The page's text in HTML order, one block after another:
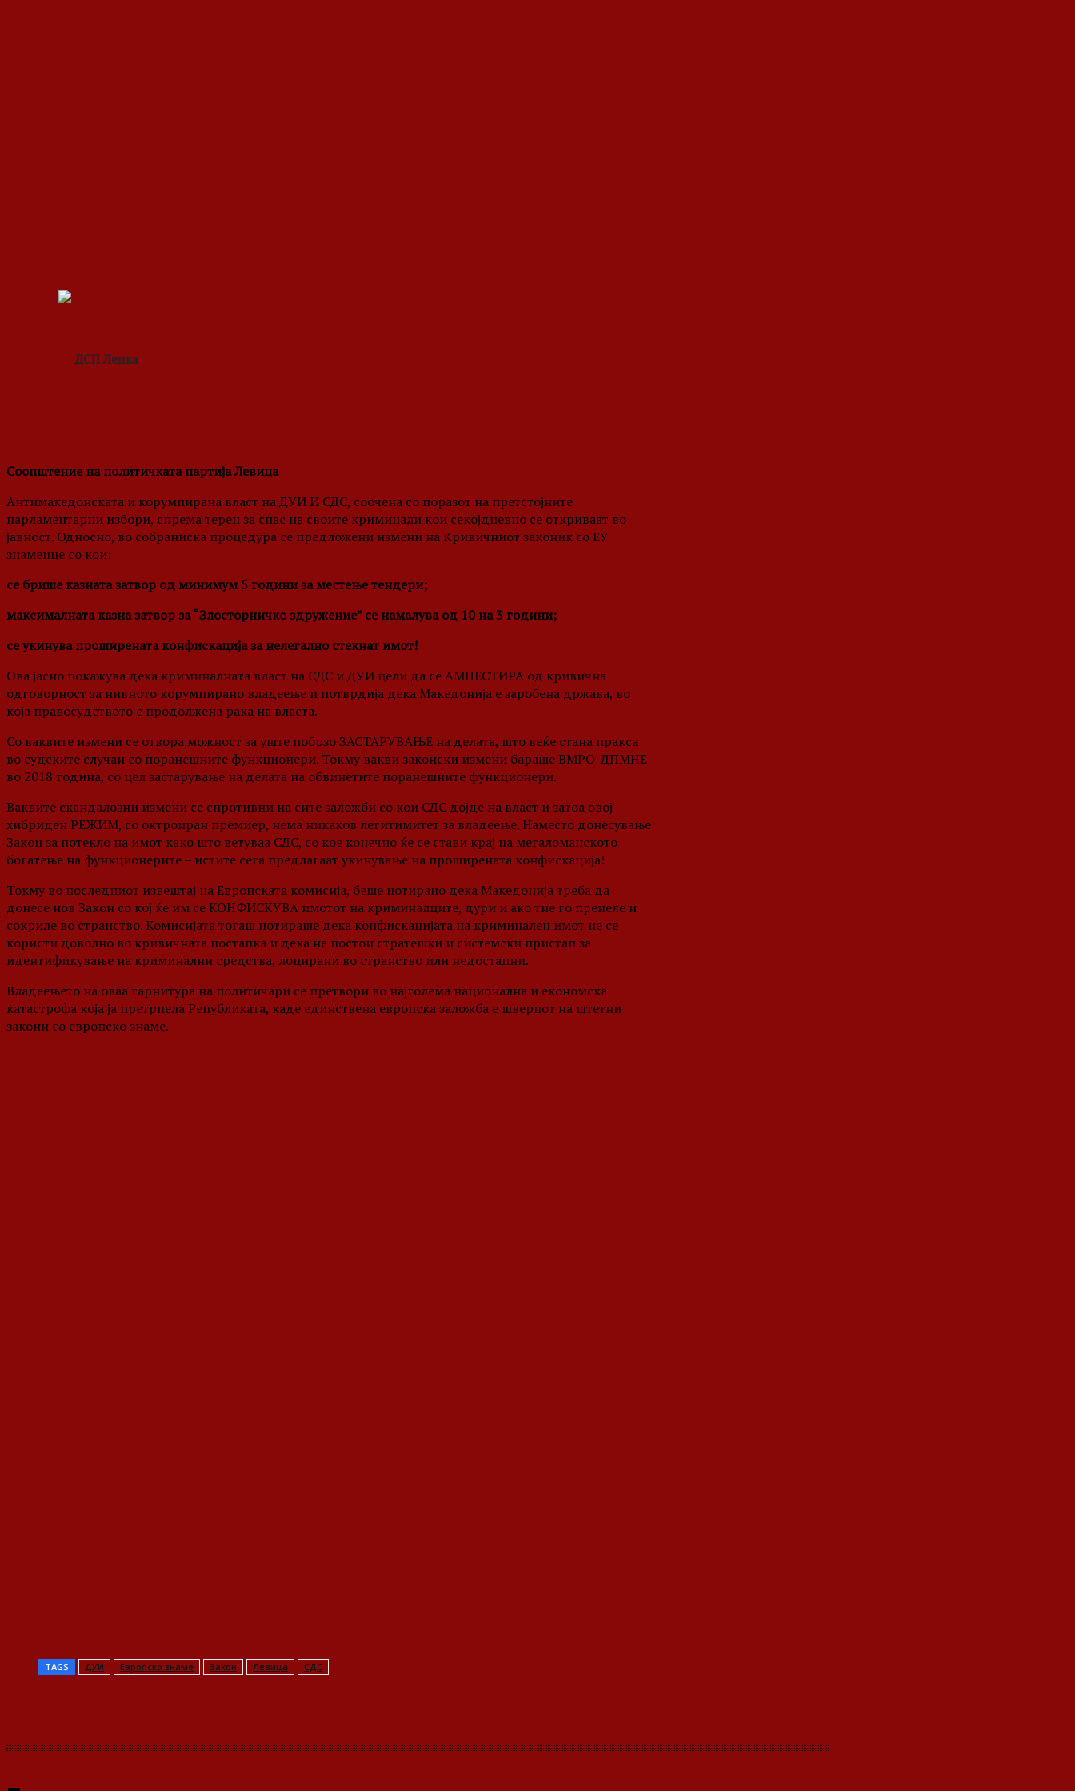
ДСП Ленка
Соопштение на политичката партија Левица
Aнтимакедонската и корумпирана власт на ДУИ И СДС, соочена со поразот на претстојните
парламентарни избори, спрема терен за спас на своите криминали кои секојдневно се откриваат во
јавност. Односно, во собраниска процедура се предложени измени на Кривичниот законик со ЕУ
знаменце со кои:
се брише казната затвор од минимум 5 години за местење тендери;
максималната казна затвор за “Злосторничко здружение” се намалува од 10 на 3 години;
се укинува проширената конфискација за нелегално стекнат имот!
Ова јасно покажува дека криминалната власт на СДС и ДУИ цели да се АМНЕСТИРА од кривична
одговорност за нивното корумпирано владеење и потврдија дека Македонија е заробена држава, во
која правосудството е продолжена рака на власта.
Со ваквите измени се отвора можност за уште побрзо ЗАСТАРУВАЊЕ на делата, што веќе стана пракса
во судските случаи со поранешните функционери. Токму вакви законски измени бараше ВМРО-ДПМНЕ
во 2018 година, со цел застарување на делата на обвинетите поранешните функционери.
Ваквите скандалозни измени се спротивни на сите заложби со кои СДС дојде на власт и затоа овој
хибриден РЕЖИМ, со октроиран премиер, нема никаков легитимитет за владеење. Наместо донесување
Закон за потекло на имот како што ветуваа СДС, со кое конечно ќе се стави крај на мегаломанското
богатење на функционерите – истите сега предлагаат укинување на проширената конфискација!
Токму во последниот извештај на Европската комисија, беше нотирано дека Македонија треба да
донесе нов Закон со кој ќе им се КОНФИСКУВА имотот на криминалците, дури и ако тие го пренеле и
сокриле во странство. Комисијата тогаш нотираше дека конфискацијата на криминален имот не се
користи доволно во кривичната постапка и дека не постои стратешки и системски пристап за
идентификување на криминални средства, лоцирани во странство или недостапни.
Владеењето на оваа гарнитура на политичари се претвори во најголема национална и економска
катастрофа која ја претрпела Републиката, каде единствена европска заложба е шверцот на штетни
закони со европско знаме.
TAGS ДУИ Европско знаме Закон Левица СДС